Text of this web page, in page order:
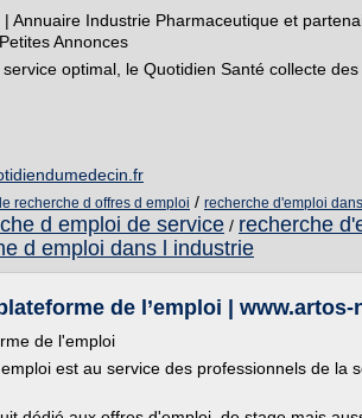
Annuaire Industrie Pharmaceutique et
Annonces
optimal, le Quotidien Santé collecte
recherche d offres d emploi / recherche d'emploi
d emploi de service / recherche
d emploi dans l industrie
de l’emploi | www.artos-
de l'emploi
est au service des professionnels de la